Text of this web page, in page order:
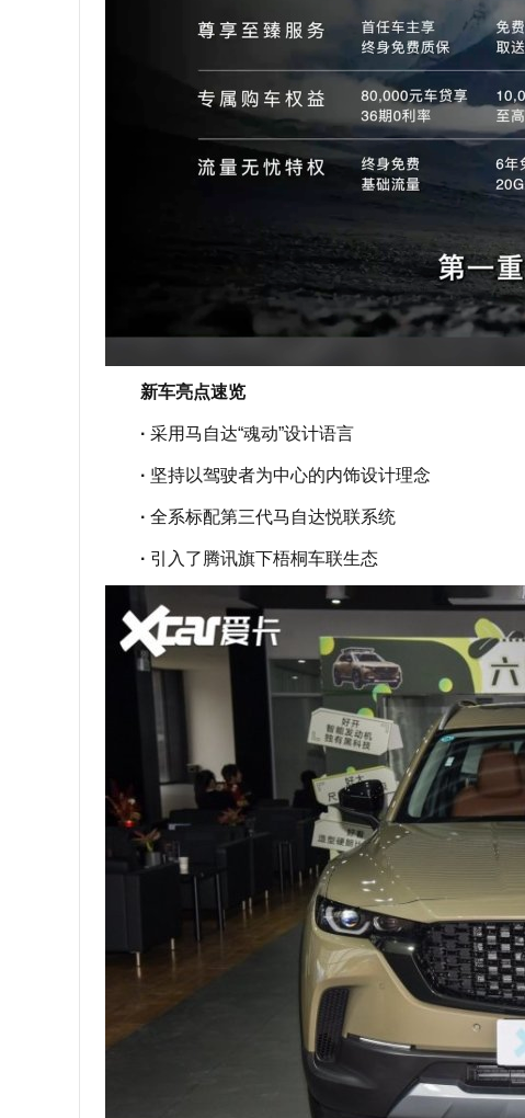
新车亮点速览
· 采用马自达“魂动”设计语言
· 坚持以驾驶者为中心的内饰设计理念
· 全系标配第三代马自达悦联系统
· 引入了腾讯旗下梧桐车联生态